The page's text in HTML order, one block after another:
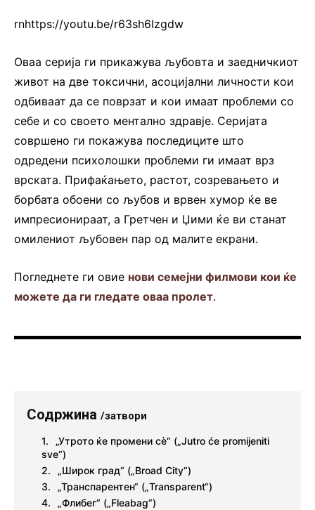
rnhttps://youtu.be/r63sh6Izgdw
Оваа серија ги прикажува љубовта и заедничкиот
живот на две токсични, асоцијални личности кои
одбиваат да се поврзат и кои имаат проблеми со
себе и со своето ментално здравје. Серијата
совршено ги покажува последиците што
одредени психолошки проблеми ги имаат врз
врската. Прифаќањето, растот, созревањето и
борбата обоени со љубов и врвен хумор ќе ве
импресионираат, а Гретчен и Џими ќе ви станат
омилениот љубовен пар од малите екрани.
Погледнете ги овие нови семејни филмови кои ќе
можете да ги гледате оваа пролет.
Содржина /затвори
„Утрото ќе промени сè“ („Jutro će promijeniti
sve“)
„Широк град“ („Broad City“)
„Транспарентен“ („Transparent“)
„Флибег“ („Fleabag“)